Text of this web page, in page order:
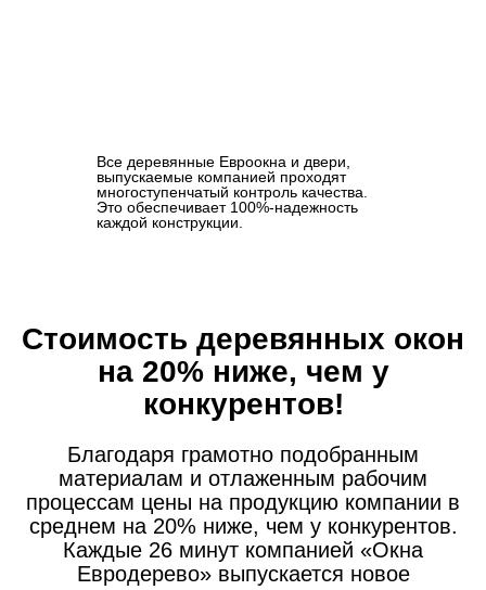
Все деревянные Евроокна и двери,
выпускаемые компанией проходят
многоступенчатый контроль качества.
Это обеспечивает 100%-надежность
каждой конструкции.
Стоимость деревянных окон
на 20% ниже, чем у
конкурентов!
Благодаря грамотно подобранным
материалам и отлаженным рабочим
процессам цены на продукцию компании в
среднем на 20% ниже, чем у конкурентов.
Каждые 26 минут компанией «Окна
Евродерево» выпускается новое